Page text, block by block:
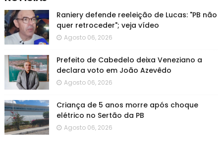
Raniery defende reeleição de Lucas: "PB não
quer retroceder"; veja vídeo
Agosto 06, 2026
Prefeito de Cabedelo deixa Veneziano a
declara voto em João Azevêdo
Agosto 06, 2026
Criança de 5 anos morre após choque
elétrico no Sertão da PB
Agosto 06, 2026